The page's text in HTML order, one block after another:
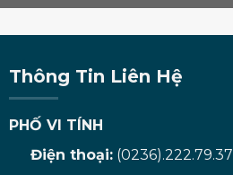
Thông Tin Liên Hệ
PHỐ VI TÍNH
Điện thoại:(0236).222.79.37